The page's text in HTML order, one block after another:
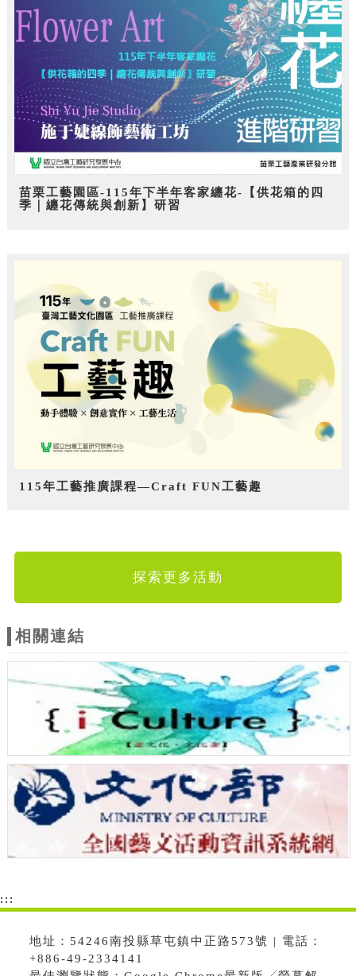
苗栗工藝園區-115年下半年客家纏花-【供花箱的四
季｜纏花傳統與創新】研習
115年工藝推廣課程—Craft FUN工藝趣
探索更多活動
相關連結
:::
地址：54246南投縣草屯鎮中正路573號 | 電話：
+886-49-2334141